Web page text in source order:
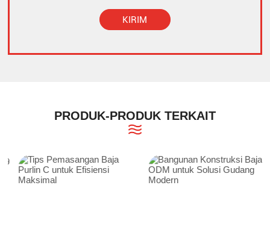
KIRIM
PRODUK-PRODUK TERKAIT